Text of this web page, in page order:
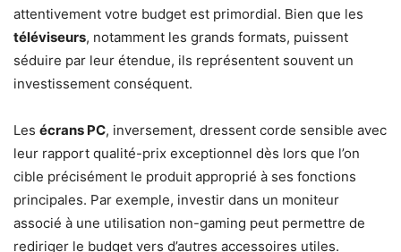
attentivement votre budget est primordial. Bien que les
téléviseurs, notamment les grands formats, puissent
séduire par leur étendue, ils représentent souvent un
investissement conséquent.
Les écrans PC, inversement, dressent corde sensible avec
leur rapport qualité-prix exceptionnel dès lors que l’on
cible précisément le produit approprié à ses fonctions
principales. Par exemple, investir dans un moniteur
associé à une utilisation non-gaming peut permettre de
rediriger le budget vers d’autres accessoires utiles.